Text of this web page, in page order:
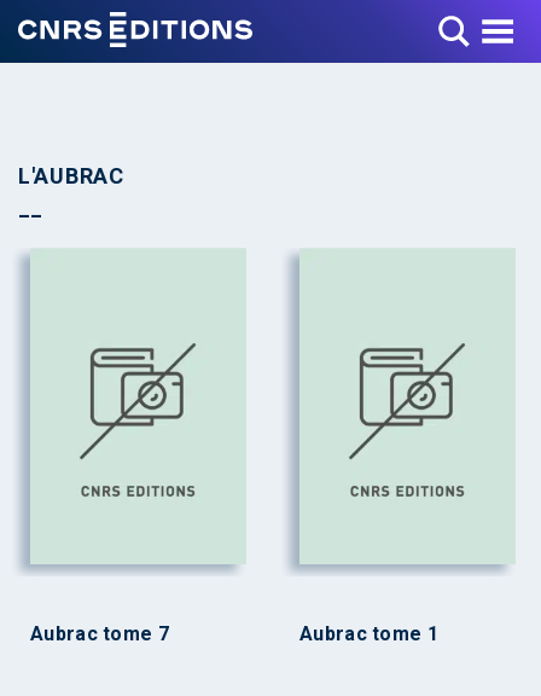
Toggle Menu
L'AUBRAC
Aubrac tome 7 Aubrac tome 1